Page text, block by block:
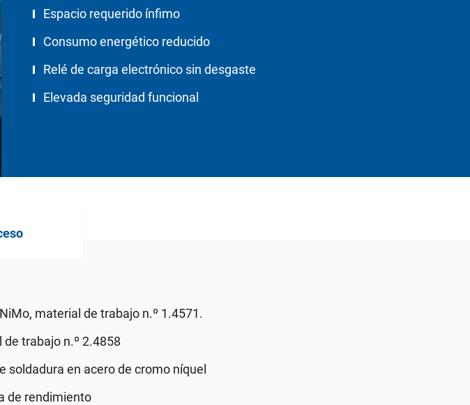
Espacio requerido ínfimo
Consumo energético reducido
Relé de carga electrónico sin desgaste
Elevada seguridad funcional
material de trabajo n.º 1.4571.
trabajo n.º 2.4858
soldadura en acero de cromo níquel
de rendimiento